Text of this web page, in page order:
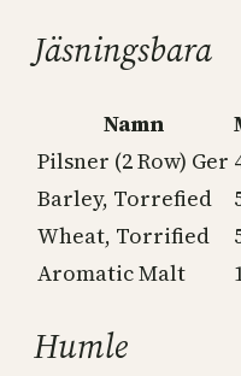
Jäsningsbara
Namn
Pilsner (2 Row) Ger
Barley, Torrefied
Wheat, Torrified
Aromatic Malt
Humle